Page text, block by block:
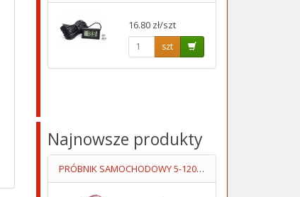
16.80 zł/szt
szt
Najnowsze produkty
PRÓBNIK SAMOCHODOWY 5-120V DC